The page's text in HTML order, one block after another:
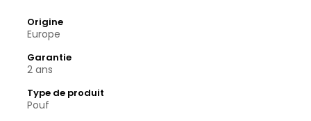
Origine
Europe
Garantie
2 ans
Type de produit
Pouf